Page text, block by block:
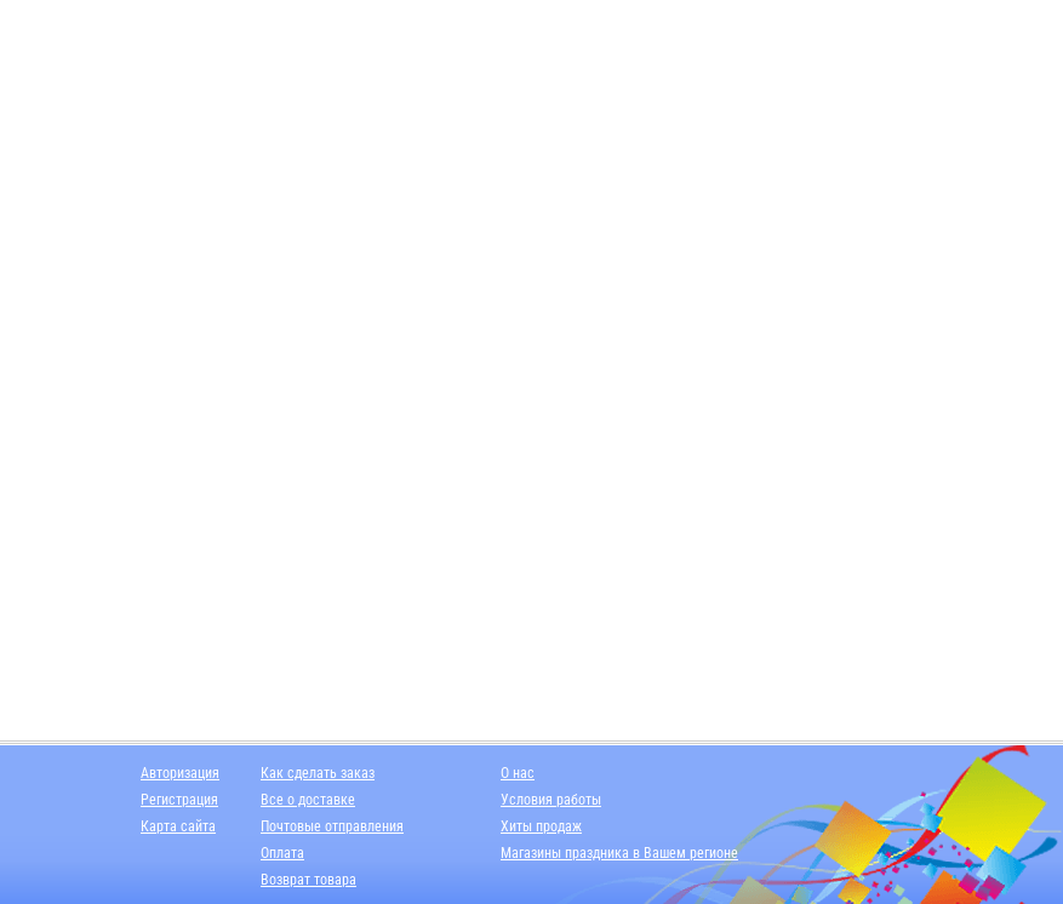
Авторизация
Регистрация
Карта сайта
Как сделать заказ
Все о доставке
Почтовые отправления
Оплата
Возврат товара
О нас
Условия работы
Хиты продаж
Магазины праздника в Вашем регионе